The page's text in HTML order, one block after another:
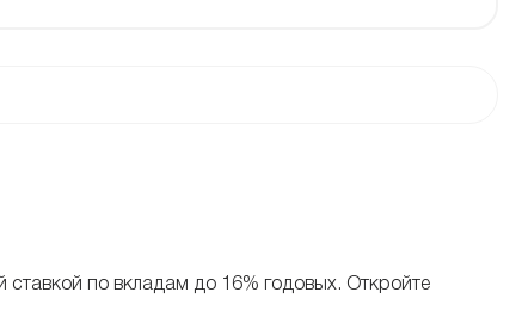
по вкладам до 16% годовых. Откройте